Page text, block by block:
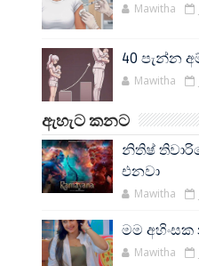
Mawitha
40 පැන්න
Mawitha
ඇහැට කනට
නිතිෂ්
එනවා
Mawitha
මම අහිංසක
Mawitha